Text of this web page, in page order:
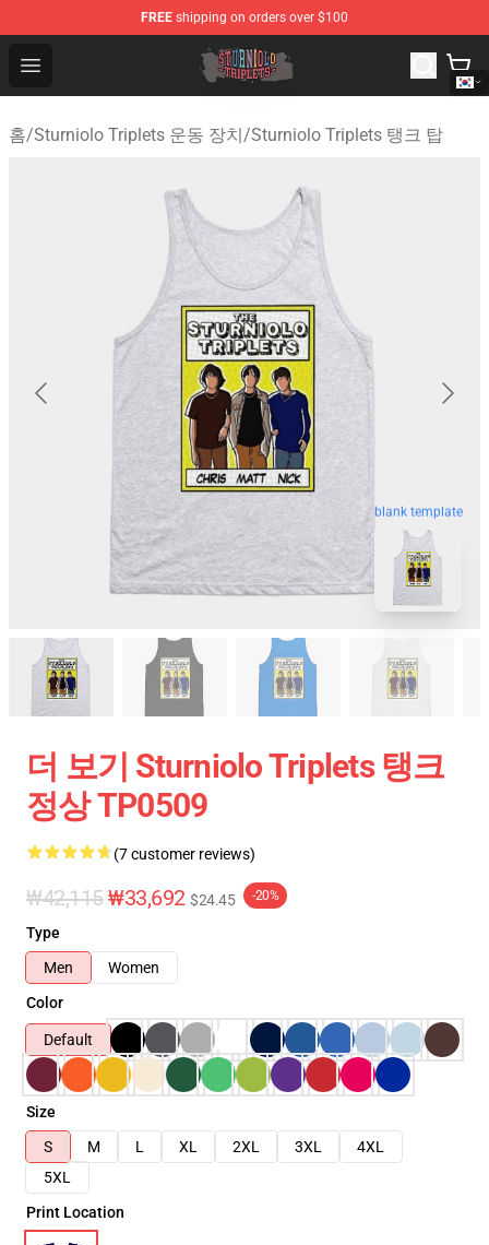
FREE shipping on orders over $100
Open menu
Sturniolo Triplets Shop - Official Sturniolo Triplets
홈/Sturniolo Triplets 운동 장치/Sturniolo Triplets 탱크 탑
blank template
더 보기 Sturniolo Triplets 탱크
정상 TP0509
(7 customer reviews)
₩42,115₩33,692 $24.45 -20%
Type
Men
Women
Color
Default
Size
S
M L XL 2XL 3XL
4XL
5XL
Print Location